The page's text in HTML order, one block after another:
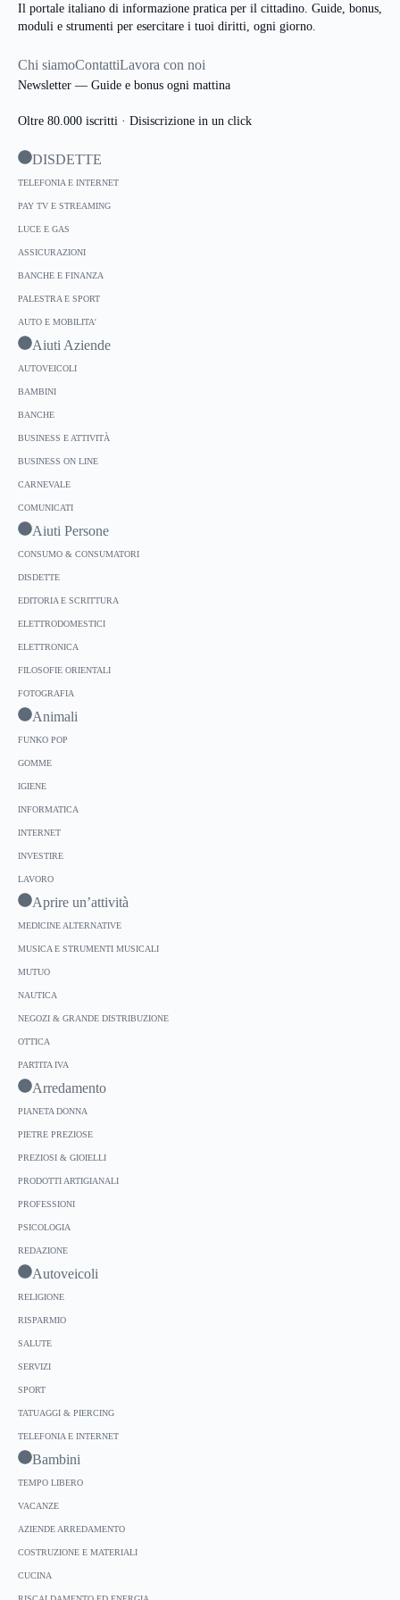
sono le alternative se il last minute non fa per te.
Il portale italiano di informazione pratica per il cittadino. Guide, bonus,
moduli e strumenti per esercitare i tuoi diritti, ogni giorno.
Chi siamoContattiLavora con noi
Newsletter — Guide e bonus ogni mattina
Oltre 80.000 iscritti · Disiscrizione in un click
DISDETTE
TELEFONIA E INTERNET
PAY TV E STREAMING
LUCE E GAS
ASSICURAZIONI
BANCHE E FINANZA
PALESTRA E SPORT
AUTO E MOBILITA'
Aiuti Aziende
AUTOVEICOLI
BAMBINI
BANCHE
BUSINESS E ATTIVITÀ
BUSINESS ON LINE
CARNEVALE
COMUNICATI
Aiuti Persone
CONSUMO & CONSUMATORI
DISDETTE
EDITORIA E SCRITTURA
ELETTRODOMESTICI
ELETTRONICA
FILOSOFIE ORIENTALI
FOTOGRAFIA
Animali
FUNKO POP
GOMME
IGIENE
INFORMATICA
INTERNET
INVESTIRE
LAVORO
Aprire un’attività
MEDICINE ALTERNATIVE
MUSICA E STRUMENTI MUSICALI
MUTUO
NAUTICA
NEGOZI & GRANDE DISTRIBUZIONE
OTTICA
PARTITA IVA
Arredamento
PIANETA DONNA
PIETRE PREZIOSE
PREZIOSI & GIOIELLI
PRODOTTI ARTIGIANALI
PROFESSIONI
PSICOLOGIA
REDAZIONE
Autoveicoli
RELIGIONE
RISPARMIO
SALUTE
SERVIZI
SPORT
TATUAGGI & PIERCING
TELEFONIA E INTERNET
Bambini
TEMPO LIBERO
VACANZE
AZIENDE ARREDAMENTO
COSTRUZIONE E MATERIALI
CUCINA